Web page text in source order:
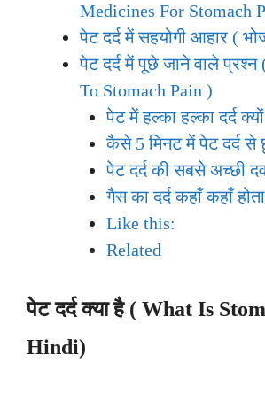
Medicines For Stomach
पेट दर्द में सहयोगी आहार (
पेट दर्द में पूछे जाने वाले
To Stomach Pain )
पेट में हल्का हल्का दर्द
कैसे 5 मिनट में पेट दर्द से
पेट दर्द की सबसे अच्छी
गैस का दर्द कहाँ कहाँ
Like this:
Related
पेट दर्द क्या है ( What Is
Hindi)